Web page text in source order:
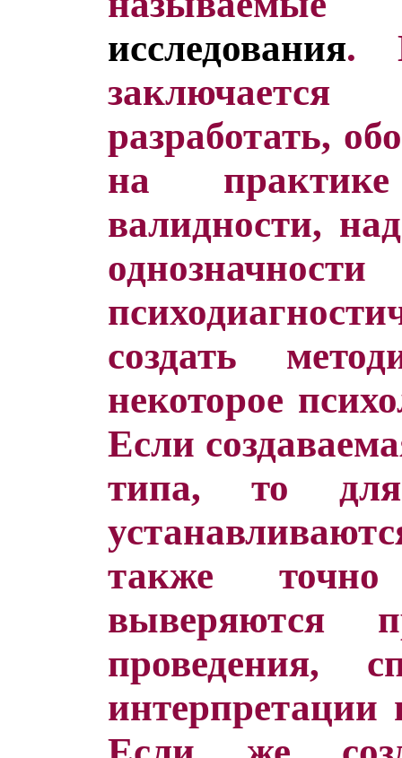
исследования.
разработать,
на
валидности,
создать
некоторое
Если
типа, то для
также
выверяются
проведения,